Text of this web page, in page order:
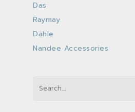
Das
Raymay
Dahle
Nandee Accessories